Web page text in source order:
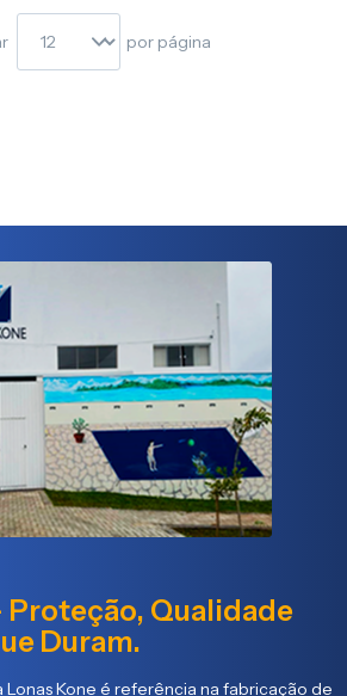
por página
Proteção, Qualidade
Duram.
Lonas Kone é referência na fabricação de